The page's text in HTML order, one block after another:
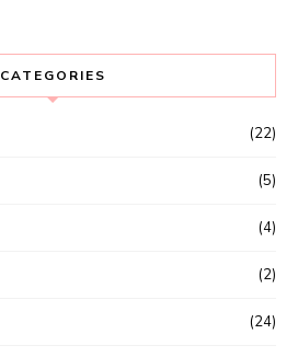
CATEGORIES
(22)
(5)
(4)
(2)
(24)